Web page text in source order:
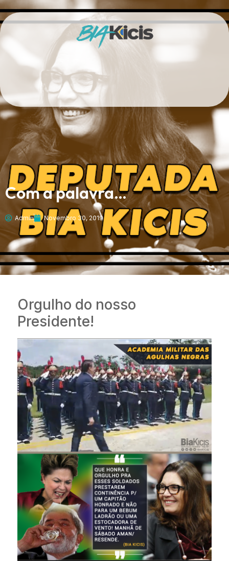
Com a palavra…
Admin Novembro 30, 2019
Orgulho do nosso
Presidente!